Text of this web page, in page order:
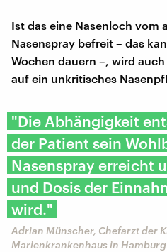
Ist das eine Nasenloch vom
Nasenspray befreit – das
Wochen dauern –, wird
auf ein unkritisches
"Die Abhängigkeit
der Patient sein
Nasenspray erreicht
und Dosis der
wird."
Adrian Münscher, Chefarzt der
Marienkrankenhaus in Hamburg